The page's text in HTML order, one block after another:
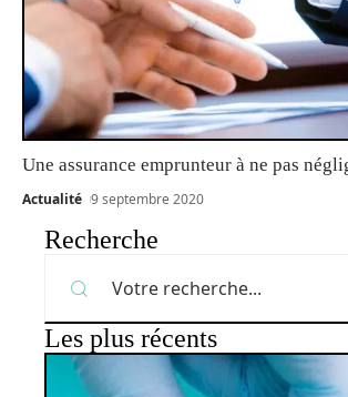
Une assurance emprunteur à ne pas
Actualité 9 septembre 2020
Recherche
Les plus récents